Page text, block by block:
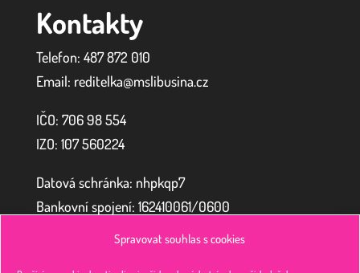
Spravovat souhlas s cookies
Kontakty
Telefon: 487 872 010
Email: reditelka@mslibusina.cz
IČO: 706 98 554
IZO: 107 560224
Datová schránka: nhpkqp7
Bankovní spojení: 162410061/0600